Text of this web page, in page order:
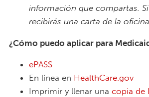
información que compartas.
recibirás una carta de la
¿Cómo puedo aplicar para
ePASS
En línea en HealthCare.gov
Imprimir y llenar una copia de